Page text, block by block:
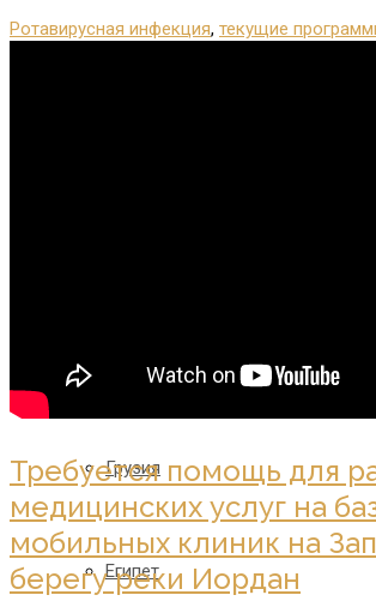
Армения
Грузия
Египет
Ротавирусная инфекция, текущие
Требуется помощь для
медицинских услуг на
мобильных клиник на
берегу реки Иордан